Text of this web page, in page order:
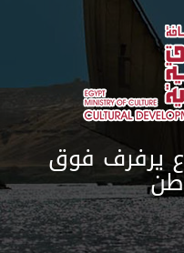
يرفرف فوق